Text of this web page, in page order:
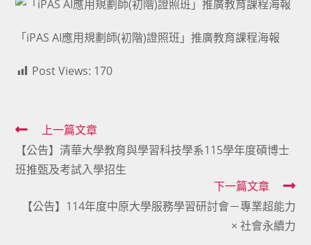
「iPAS AI應用規劃師(初階)證照班」推廣教育課程海報
Post Views: 170
Read
more
articles
上一篇文章
【公告】清華大學教育與學習科技學系115學年度碩博士
班推甄及考試入學招生
下一篇文章
【公告】114年度中原大學服務學習研討會－專業超能力
× 社會永續力